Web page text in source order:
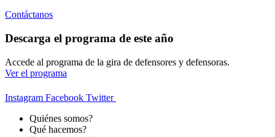
Contáctanos
Descarga el programa de este año
Accede al programa de la gira de defensores y defensoras.
Ver el programa
Instagram Facebook Twitter
Quiénes somos?
Qué hacemos?